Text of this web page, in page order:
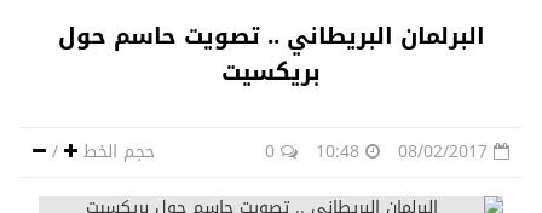
البرلمان البريطاني .. تصويت حاسم حول
بريكسيت
حجم الخط / 08/02/2017
10:48
0